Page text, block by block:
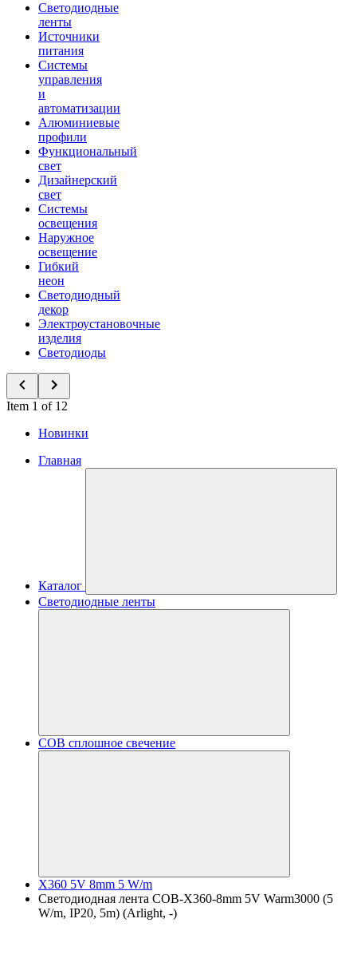
Светодиодные
ленты
Источники
питания
Системы
управления
и
автоматизации
Алюминиевые
профили
Функциональный
свет
Дизайнерский
свет
Системы
освещения
Наружное
освещение
Гибкий
неон
Светодиодный
декор
Электроустановочные
изделия
Светодиоды
Item 1 of 12
Новинки
Главная
Каталог
Светодиодные ленты
COB сплошное свечение
X360 5V 8mm 5 W/m
Светодиодная лента COB-X360-8mm 5V Warm3000 (5
W/m, IP20, 5m) (Arlight, -)